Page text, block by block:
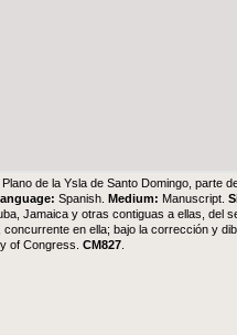
Plano de la Ysla de Santo Domingo, parte
Spanish.Medium: Manuscript.
Jamaica y otras contiguas a ellas, del
concurrente en ella; bajo la corrección y
of Congress .CM827